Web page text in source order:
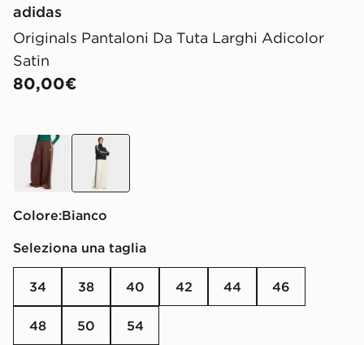
adidas
Originals Pantaloni Da Tuta Larghi Adicolor
Satin
80,00€
Marrone Bianco
Colore:
Bianco
Seleziona una taglia
34 38 40 42 44 46
48 50 54